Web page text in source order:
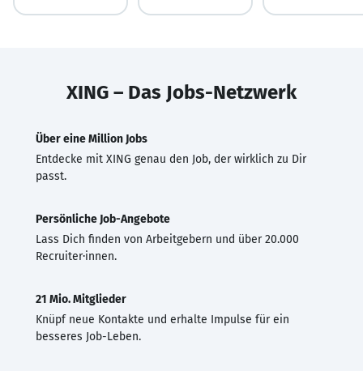
XING – Das Jobs-Netzwerk
Über eine Million Jobs
Entdecke mit XING genau den Job, der wirklich zu Dir
passt.
Persönliche Job-Angebote
Lass Dich finden von Arbeitgebern und über 20.000
Recruiter·innen.
21 Mio. Mitglieder
Knüpf neue Kontakte und erhalte Impulse für ein
besseres Job-Leben.